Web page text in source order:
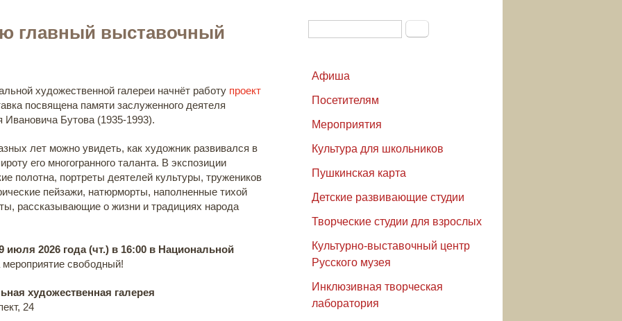
главный выставочный
художественной галереи начнёт работу проект
посвящена памяти заслуженного деятеля
Бутова (1935-1993).
лет можно увидеть, как художник развивался в
его многогранного таланта. В экспозиции
полотна, портреты деятелей культуры, тружеников
пейзажи, натюрморты, наполненные тихой
рассказывающие о жизни и традициях народа
июля 2026 года (чт.) в 16:00 в Национальной
свободный!
художественная галерея
24
Поиск
Афиша
Посетителям
Мероприятия
Культура для школьников
Пушкинская карта
Детские развивающие студии
Творческие студии для взрослых
Культурно-выставочный центр
Русского музея
Инклюзивная творческая
лаборатория